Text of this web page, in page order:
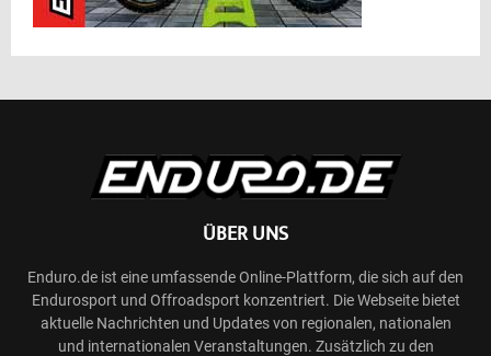
ÜBER UNS
Enduro.de ist eine umfassende Online-Plattform, die sich auf den
Endurosport und Offroadsport konzentriert. Die Webseite bietet
aktuelle Nachrichten und Updates von regionalen, nationalen
und internationalen Veranstaltungen. Zusätzlich zu den